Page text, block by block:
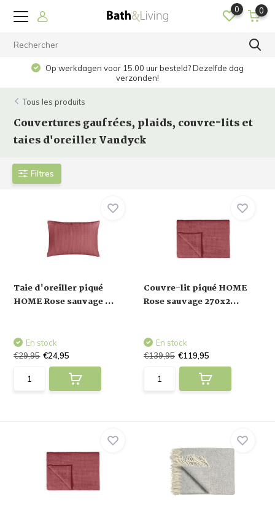
0 0
Op werkdagen voor 15.00 uur besteld? Dezelfde dag
verzonden!
Tous les produits
Couvertures gaufrées, plaids, couvre-lits et
taies d'oreiller Vandyck
Filtres
Taie d'oreiller piqué
HOME Rose sauvage ...
En stock
€29,95 €24,95
Couvre-lit piqué HOME
Rose sauvage 270x2...
En stock
€139,95 €119,95